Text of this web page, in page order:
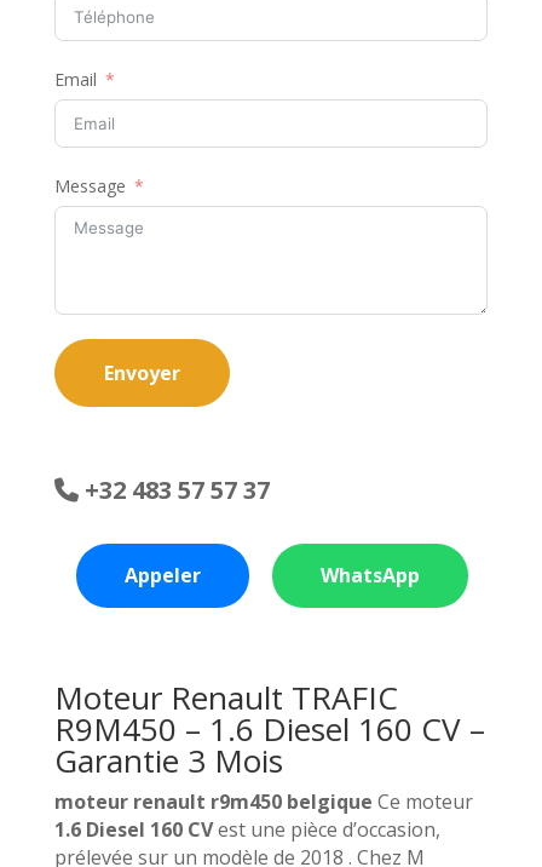
Email
Message
Envoyer
+32 483 57 57 37
Appeler WhatsApp
Moteur Renault TRAFIC
R9M450 – 1.6 Diesel 160 CV –
Garantie 3 Mois
moteur renault r9m450 belgique Ce moteur
1.6 Diesel 160 CVest une pièce d’occasion,
prélevée sur un modèle de 2018 . Chez M